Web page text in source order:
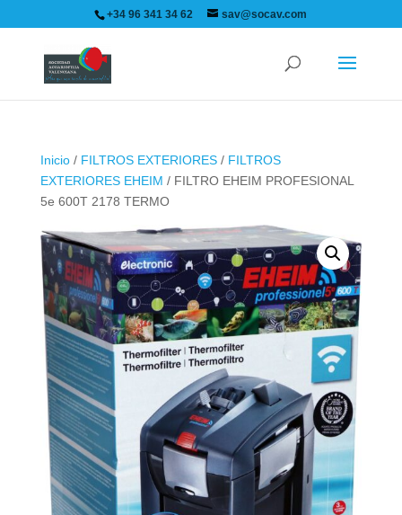
+34 96 341 34 62 sav@socav.com
Inicio/ FILTROS EXTERIORES/ FILTROS
EXTERIORES EHEIM / FILTRO EHEIM PROFESIONAL
5e 600T 2178 TERMO